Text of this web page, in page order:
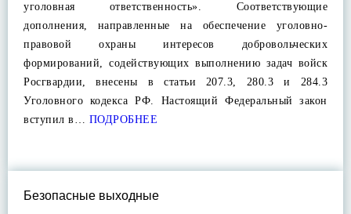
уголовная ответственность». Соответствующие
дополнения, направленные на обеспечение уголовно-
правовой охраны интересов добровольческих
формирований, содействующих выполнению задач войск
Росгвардии, внесены в статьи 207.3, 280.3 и 284.3
Уголовного кодекса РФ. Настоящий Федеральный закон
вступил в… ПОДРОБНЕЕ
Безопасные выходные